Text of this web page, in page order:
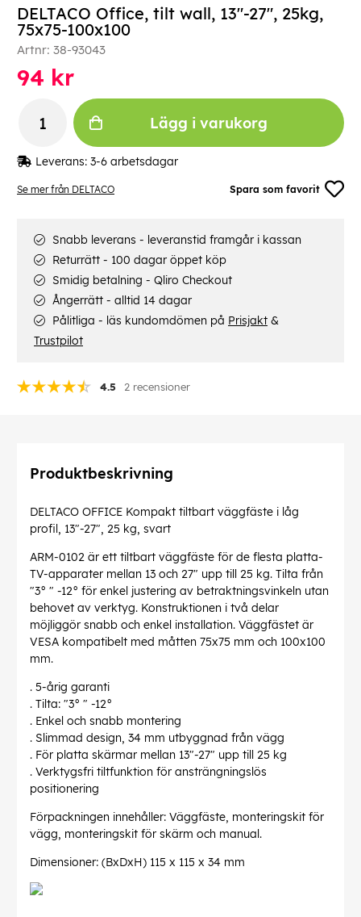
Se mer från DELTACO Spara som favorit
DELTACO Office, tilt wall, 13"-27", 25kg,
75x75-100x100
Artnr: 38-93043
4.5 2 recensioner
94 kr
Lägg i varukorg
Leverans: 3-6 arbetsdagar
Snabb leverans - leveranstid framgår i kassan
Returrätt - 100 dagar öppet köp
Smidig betalning - Qliro Checkout
Ångerrätt - alltid 14 dagar
Pålitliga - läs kundomdömen på Prisjakt &
Trustpilot
Produktbeskrivning
DELTACO OFFICE Kompakt tiltbart väggfäste i låg
profil, 13"-27", 25 kg, svart
ARM-0102 är ett tiltbart väggfäste för de flesta platta-
TV-apparater mellan 13 och 27" upp till 25 kg. Tilta från
"3° " -12° för enkel justering av betraktningsvinkeln utan
behovet av verktyg. Konstruktionen i två delar
möjliggör snabb och enkel installation. Väggfästet är
VESA kompatibelt med måtten 75x75 mm och 100x100
mm.
. 5-årig garanti
. Tilta: "3° " -12°
. Enkel och snabb montering
. Slimmad design, 34 mm utbyggnad från vägg
. För platta skärmar mellan 13"-27" upp till 25 kg
. Verktygsfri tiltfunktion för ansträngningslös
positionering
Förpackningen innehåller: Väggfäste, monteringskit för
vägg, monteringskit för skärm och manual.
Dimensioner: (BxDxH) 115 x 115 x 34 mm